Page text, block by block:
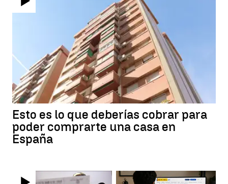
Esto es lo que deberías cobrar para
poder comprarte una casa en
España